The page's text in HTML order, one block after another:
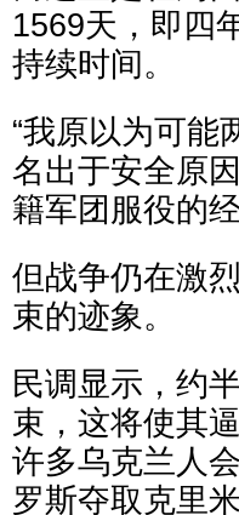
1569天，即四
持续时间。
“我原以为可能
名出于安全原
籍军团服役的
但战争仍在激
束的迹象。
民调显示，约
束，这将使其
许多乌克兰人
罗斯夺取克里米